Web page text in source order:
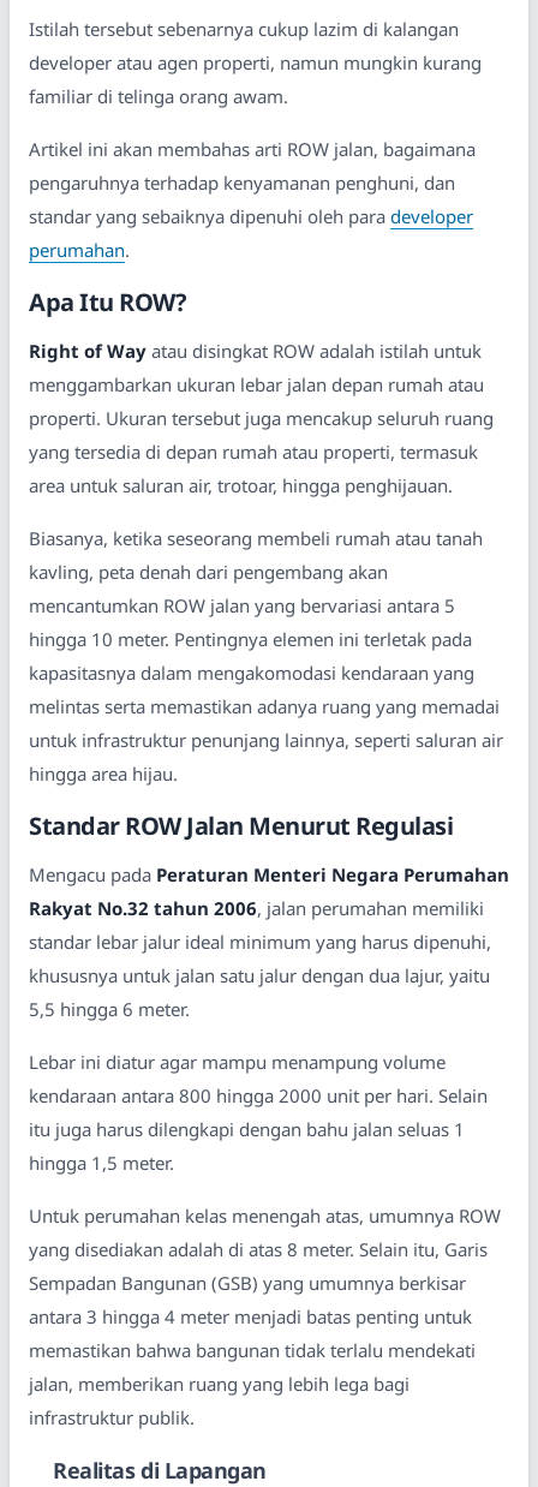
Istilah tersebut sebenarnya cukup lazim di kalangan
developer atau agen properti, namun mungkin kurang
familiar di telinga orang awam.
Artikel ini akan membahas arti ROW jalan, bagaimana
pengaruhnya terhadap kenyamanan penghuni, dan
standar yang sebaiknya dipenuhi oleh para developer
perumahan.
Apa Itu ROW?
Right of Way atau disingkat ROW adalah istilah untuk
menggambarkan ukuran lebar jalan depan rumah atau
properti. Ukuran tersebut juga mencakup seluruh ruang
yang tersedia di depan rumah atau properti, termasuk
area untuk saluran air, trotoar, hingga penghijauan.
Biasanya, ketika seseorang membeli rumah atau tanah
kavling, peta denah dari pengembang akan
mencantumkan ROW jalan yang bervariasi antara 5
hingga 10 meter. Pentingnya elemen ini terletak pada
kapasitasnya dalam mengakomodasi kendaraan yang
melintas serta memastikan adanya ruang yang memadai
untuk infrastruktur penunjang lainnya, seperti saluran air
hingga area hijau.
Standar ROW Jalan Menurut Regulasi
Mengacu pada Peraturan Menteri Negara Perumahan
Rakyat No.32 tahun 2006, jalan perumahan memiliki
standar lebar jalur ideal minimum yang harus dipenuhi,
khususnya untuk jalan satu jalur dengan dua lajur, yaitu
5,5 hingga 6 meter.
Lebar ini diatur agar mampu menampung volume
kendaraan antara 800 hingga 2000 unit per hari. Selain
itu juga harus dilengkapi dengan bahu jalan seluas 1
hingga 1,5 meter.
Untuk perumahan kelas menengah atas, umumnya ROW
yang disediakan adalah di atas 8 meter. Selain itu, Garis
Sempadan Bangunan (GSB) yang umumnya berkisar
antara 3 hingga 4 meter menjadi batas penting untuk
memastikan bahwa bangunan tidak terlalu mendekati
jalan, memberikan ruang yang lebih lega bagi
infrastruktur publik.
Realitas di Lapangan